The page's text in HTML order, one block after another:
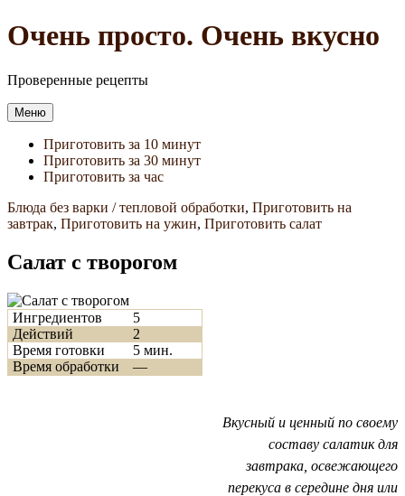
Перейти
к
Очень просто. Очень вкусно
Проверенные рецепты
Меню
Приготовить за 10 минут
Приготовить за 30 минут
Приготовить за час
Блюда без варки / тепловой обработки, Приготовить на
завтрак, Приготовить на ужин, Приготовить салат
Салат с творогом
Ингредиентов
5
Действий
2
Время готовки
5 мин.
Время обработки
—
Вкусный и ценный по своему
составу салатик для
завтрака, освежающего
перекуса в середине дня или